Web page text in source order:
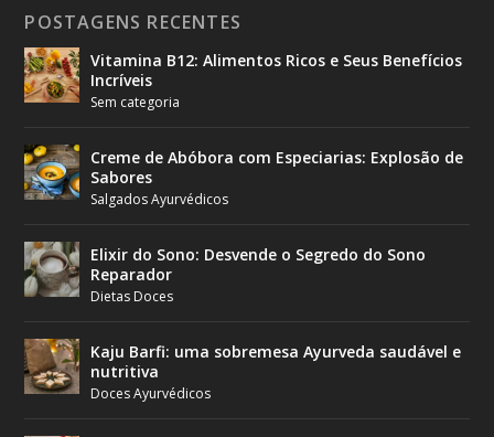
POSTAGENS RECENTES
Vitamina B12: Alimentos Ricos e Seus Benefícios
Incríveis
Sem categoria
Creme de Abóbora com Especiarias: Explosão de
Sabores
Salgados Ayurvédicos
Elixir do Sono: Desvende o Segredo do Sono
Reparador
Dietas Doces
Kaju Barfi: uma sobremesa Ayurveda saudável e
nutritiva
Doces Ayurvédicos